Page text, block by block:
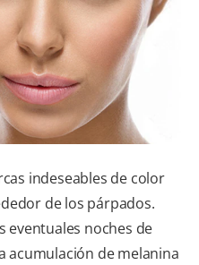
AR (ES)
SUSCRIBITE
indeseables de color
de los párpados.
eventuales noches de
acumulación de melanina